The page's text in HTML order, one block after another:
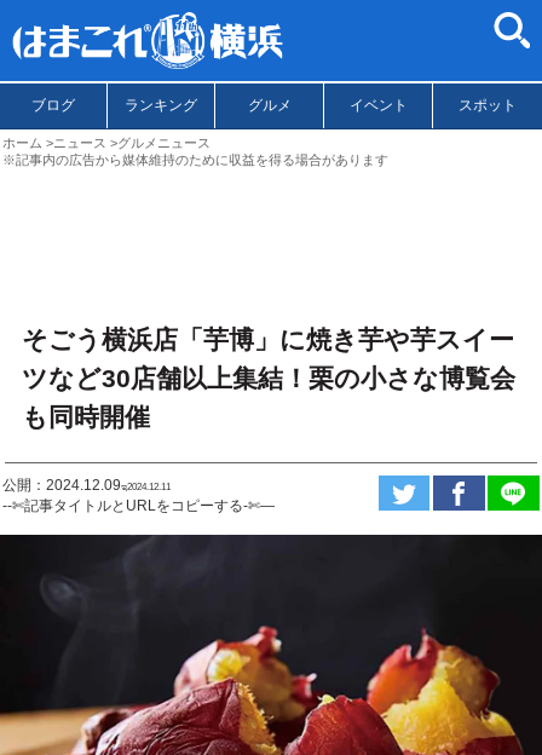
ブログ ランキング グルメ イベント スポット
ホーム ニュース
グルメニュース
※記事内の広告から媒体維持のために収益を得る場合があります
そごう横浜店「芋博」に焼き芋や芋スイー
ツなど30店舗以上集結！栗の小さな博覧会
も同時開催
公開：2024.12.09ಇ2024.12.11
--✄記事タイトルとURLをコピーする-✄—